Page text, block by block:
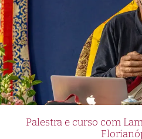
Palestra e curso com